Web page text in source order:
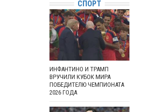
СПОРТ
ИНФАНТИНО И ТРАМП
ВРУЧИЛИ КУБОК МИРА
ПОБЕДИТЕЛЮ ЧЕМПИОНАТА
2026 ГОДА